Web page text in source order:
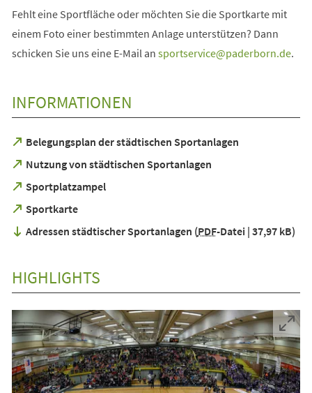
Fehlt eine Sportfläche oder möchten Sie die Sportkarte mit
einem Foto einer bestimmten Anlage unterstützen? Dann
schicken Sie uns eine E-Mail an sportservice paderborn de.
INFORMATIONEN
Belegungsplan der städtischen Sportanlagen
(Öffnet
einem
neuen
Nutzung von städtischen Sportanlagen
(Öffnet
einem
neuen
Sportplatzampel
(Öffnet
einem
neuen
Sportkarte
(Öffnet
in
einemAdressen städtischer Sportanlagen PDF-Datei 37,97 kB
HIGHLIGHTS